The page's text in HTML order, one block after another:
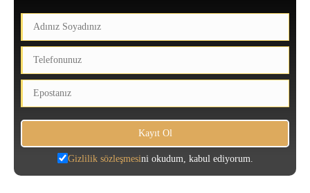
Gizlilik sözleşmesini okudum, kabul ediyorum.